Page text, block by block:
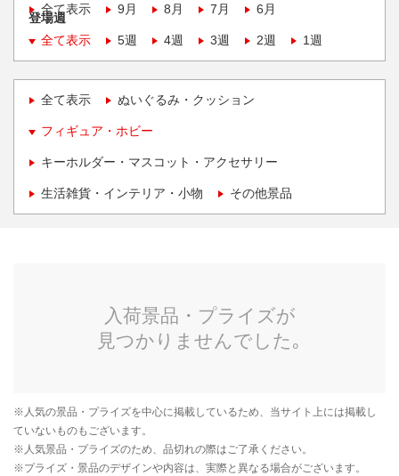
全て表示
9月 8月 7月 6月
登場週
全て表示
5週 4週 3週 2週 1週
全て表示 ぬいぐるみ・クッション
フィギュア・ホビー
キーホルダー・マスコット・アクセサリー
生活雑貨・インテリア・小物 その他景品